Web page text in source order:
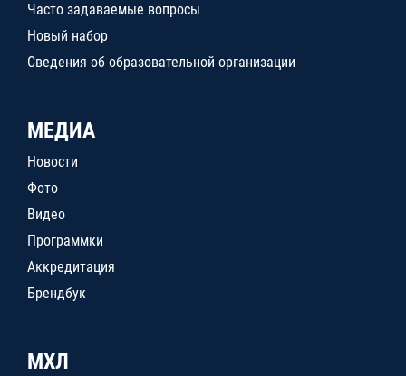
Часто задаваемые вопросы
Новый набор
Сведения об образовательной организации
МЕДИА
Новости
Фото
Видео
Программки
Аккредитация
Брендбук
МХЛ